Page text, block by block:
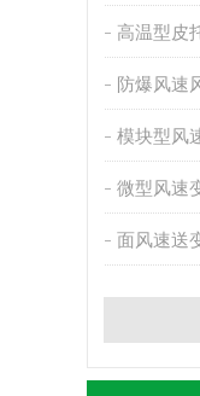
高温型皮
防爆风速
模块型风
微型风速
面风速送